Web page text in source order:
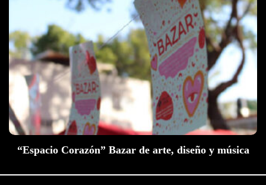
“Espacio Corazón” Bazar de arte, diseño y música